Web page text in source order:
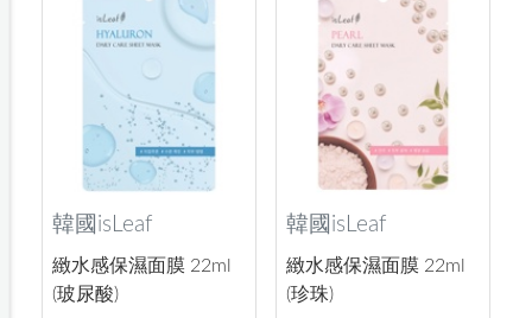
韓國isLeaf
緻水感保濕面膜 22ml
(玻尿酸)
韓國isLeaf
緻水感保濕面膜 22ml
(珍珠)